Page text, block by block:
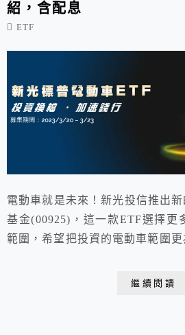
紹，含配息
ETF
電動車就是未來！新光投信推出
基金(00925)，這一款ETF選擇更
範圍，希望把投資的電動車範圍
就要詳細地介紹新光標普電動車
繼續閱讀